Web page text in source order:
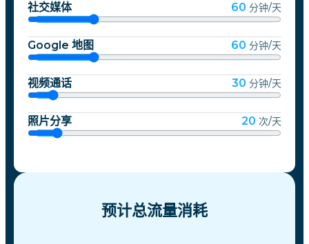
社交媒体 60 分钟/天
Google 地图 60 分钟/天
视频通话 30 分钟/天
照片分享 20 次/天
预计总流量消耗